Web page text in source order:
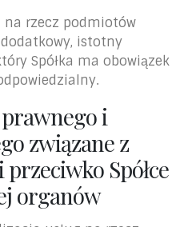
na rzecz podmiotów
istotny
Spółka ma obowiązek
i
związane z
Spółce
organów